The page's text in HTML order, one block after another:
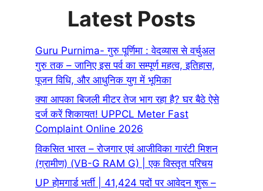
Latest Posts
Guru Purnima- गुरु पूर्णिमा : वेदव्यास से वर्चुअल
गुरु तक – जानिए इस पर्व का सम्पूर्ण महत्व, इतिहास,
पूजन विधि, और आधुनिक युग में भूमिका
क्या आपका बिजली मीटर तेज भाग रहा है? घर बैठे ऐसे
दर्ज करें शिकायत! UPPCL Meter Fast
Complaint Online 2026
विकसित भारत – रोजगार एवं आजीविका गारंटी मिशन
(ग्रामीण) (VB-G RAM G) | एक विस्तृत परिचय
UP होमगार्ड भर्ती | 41,424 पदों पर आवेदन शुरू –